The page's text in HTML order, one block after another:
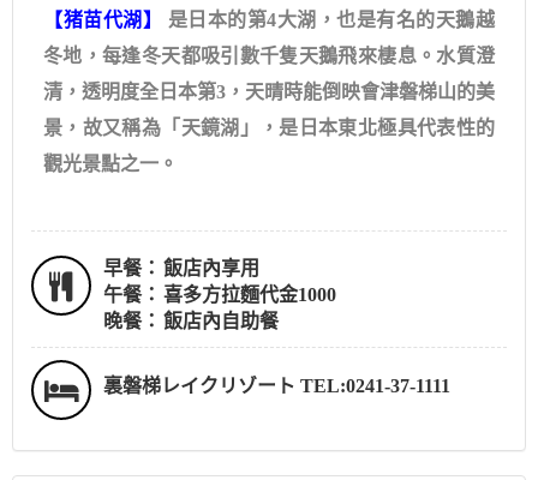
【猪苗代湖】​
是日本的第4大湖，也是有名的天鵝越
冬地，每逢冬天都吸引數千隻天鵝飛來棲息。水質澄
清，透明度全日本第3，天晴時能倒映會津磐梯山的美
景，故又稱為「天鏡湖」，是日本東北極具代表性的
觀光景點之一。
早餐： 飯店內享用
午餐： 喜多方拉麵代金1000
晚餐： 飯店內自助餐
裏磐梯レイクリゾート TEL:0241-37-1111